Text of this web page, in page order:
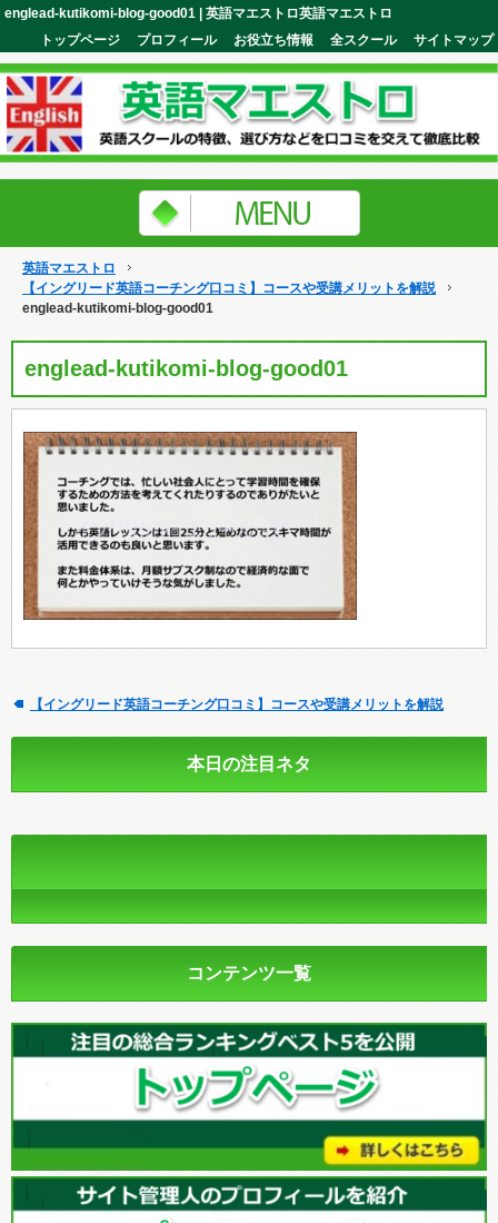
englead-kutikomi-blog-good01 | 英語マエストロ英語マエストロ
サイトマップ
全スクール
お役立ち情報
プロフィール
トップページ
英語マエストロ
【イングリード英語コーチング口コミ】コースや受講メリットを解説
englead-kutikomi-blog-good01
englead-kutikomi-blog-good01
【イングリード英語コーチング口コミ】コースや受講メリットを解説
本日の注目ネタ
コンテンツ一覧